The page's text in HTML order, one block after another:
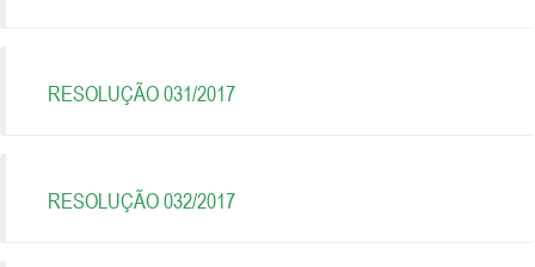
RESOLUÇÃO 031/2017
RESOLUÇÃO 032/2017